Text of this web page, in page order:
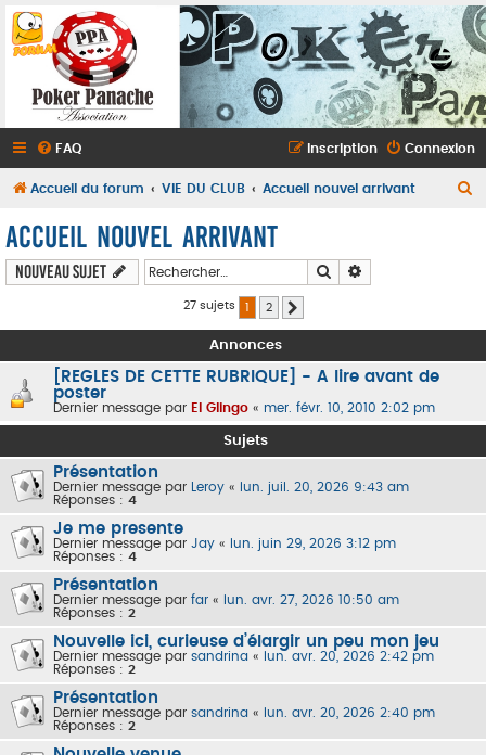
FAQ Connexion
Inscription
Accueil du forum VIE DU CLUB Accueil nouvel arrivant
r
Accueil nouvel arrivant
Nouveau sujet Rechercher
27 sujets 1 2
Annonces
[REGLES DE CETTE RUBRIQUE] - A lire avant de
poster
Dernier message par El Glingo « mer. févr. 10, 2010 2:02 pm
Sujets
Présentation
Dernier message par Leroy «
lun. juil. 20, 2026 9:43 am
Réponses : 4
Je me presente
Dernier message par Jay « lun. juin 29, 2026 3:12 pm
Réponses : 4
Présentation
Dernier message par far «
lun. avr. 27, 2026 10:50 am
Réponses : 2
Nouvelle ici, curieuse d’élargir un peu mon jeu
Dernier message par sandrina « lun. avr. 20, 2026 2:42 pm
Réponses : 2
Présentation
Dernier message par sandrina «
lun. avr. 20, 2026 2:40 pm
Réponses : 2